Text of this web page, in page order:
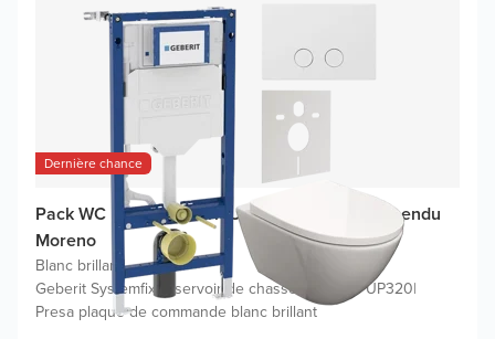
Dernière chance
Pack WC promo Geberit UP320 avec WC suspendu
Moreno
Blanc brillant |
Geberit Systemfix réservoir de chasse encastré UP320|
Presa plaque de commande blanc brillant